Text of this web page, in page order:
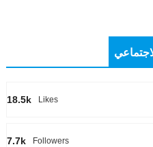
18.5k Likes
7.7k Followers